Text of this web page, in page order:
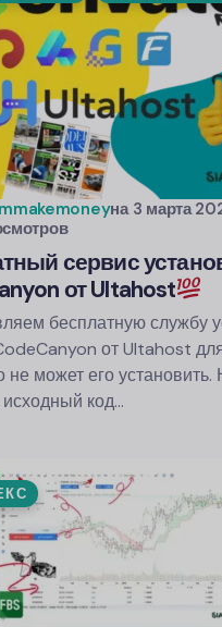
на 3 марта
сервис
от Ultahost
бесплатную службу
от Ultahost
не может его установить.
исходный код...